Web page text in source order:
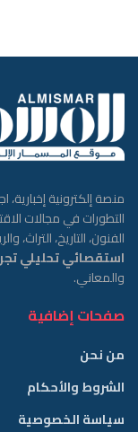
منصة إلكترونية إخبارية،
التطورات في مجالات
الفنون، التاريخ،
استقصائي تحليلي
والمعاني.
صفحات إضافية
من نحن
الشروط والأحكام
سياسة الخصوصية